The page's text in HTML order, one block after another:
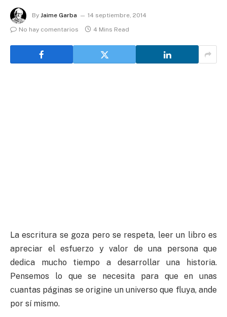
By Jaime Garba
14 septiembre, 2014
No hay comentarios
4 Mins Read
La escritura se goza pero se respeta, leer un libro es
apreciar el esfuerzo y valor de una persona que
dedica mucho tiempo a desarrollar una historia.
Pensemos lo que se necesita para que en unas
cuantas páginas se origine un universo que fluya, ande
por sí mismo.